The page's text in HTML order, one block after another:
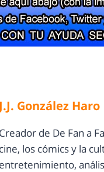
J.J. González Haro
Creador de De Fan a
cine, los cómics y la
entretenimiento,